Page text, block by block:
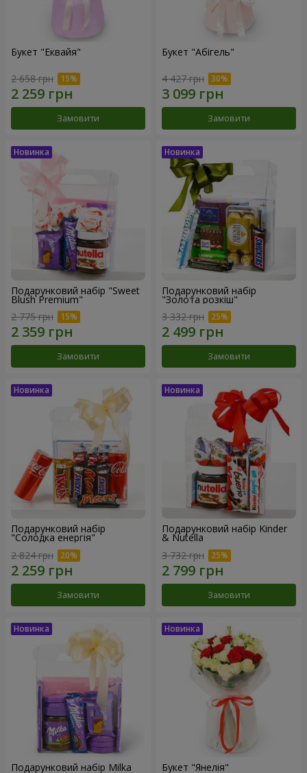
Букет "Еквайя"
2 658 грн
Замовити
Букет "Абігель"
4 427 грн
Замовити
Подарунковий набір "Sweet
Blush Premium"
2 775 грн
Замовити
Подарунковий набір
"Золота розкіш"
3 332 грн
Замовити
Подарунковий набір
"Солодка енергія"
2 824 грн
Замовити
Подарунковий набір Kinder
& Nutella
3 732 грн
Замовити
Подарунковий набір Milka Букет "Янелія"